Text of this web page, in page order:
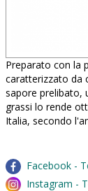
Preparato con la
caratterizzato da
sapore prelibato,
grassi lo rende
Italia, secondo
Facebook -
Instagram -